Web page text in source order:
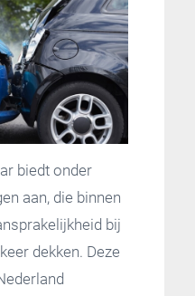
biedt onder
aan, die binnen
bij
dekken. Deze